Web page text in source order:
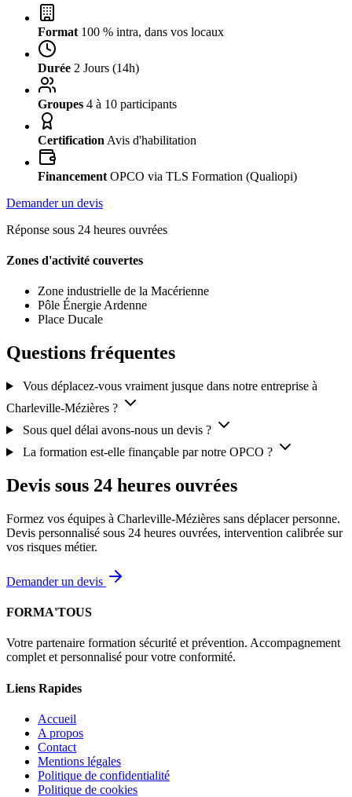
Format 100 % intra, dans vos locaux
Durée 2 Jours (14h)
Groupes 4 à 10 participants
Certification Avis d'habilitation
Financement OPCO via TLS Formation (Qualiopi)
Demander un devis
Réponse sous 24 heures ouvrées
Zones d'activité couvertes
Zone industrielle de la Macérienne
Pôle Énergie Ardenne
Place Ducale
Questions fréquentes
Vous déplacez-vous vraiment jusque dans notre entreprise à
Charleville-Mézières ?
Sous quel délai avons-nous un devis ?
La formation est-elle finançable par notre OPCO ?
Devis sous 24 heures ouvrées
Formez vos équipes à Charleville-Mézières sans déplacer personne.
Devis personnalisé sous 24 heures ouvrées, intervention calibrée sur
vos risques métier.
Demander un devis
FORMA'TOUS
Votre partenaire formation sécurité et prévention. Accompagnement
complet et personnalisé pour votre conformité.
Liens Rapides
Accueil
A propos
Contact
Mentions légales
Politique de confidentialité
Politique de cookies